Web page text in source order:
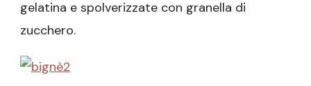
gelatina e spolverizzate con granella di
zucchero.